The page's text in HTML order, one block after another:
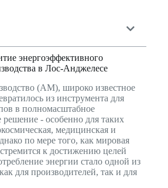
энергоэффективного
в Лос-Анджелесе
(AM), широко известное
из инструмента для
в полномасштабное
решение - особенно для таких
медицинская и
по мере того, как мировая
к достижению целей
энергии стало одной из
для производителей, так и для